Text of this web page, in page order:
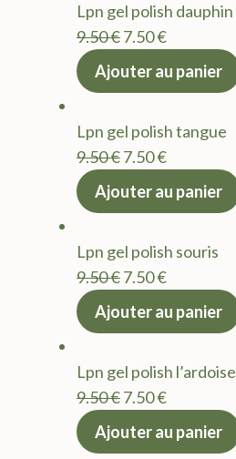
9.50 €.7.50 €.
Lpn gel polish dauphin
9.50€Le
prix
9.50 €.
7.50€Le
actuel
7.50 €.
Ajouter au panier
Lpn gel polish tangue
9.50€Le
prix
9.50 €.
7.50€Le
actuel
7.50 €.
Ajouter au panier
Lpn gel polish souris
9.50€Le
prix
9.50 €.
7.50€Le
actuel
7.50 €.
Ajouter au panier
Lpn gel polish l’ardoise
9.50€Le
prix
7.50€Le
actuel
Ajouter au panier